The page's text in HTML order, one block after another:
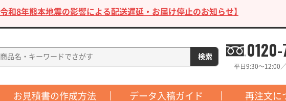
令和8年熊本地震の影響による配送遅延・お届け停止のお知らせ】
平日9:30〜12:00
お見積書の作成方法 データ入稿ガイド 再注文に